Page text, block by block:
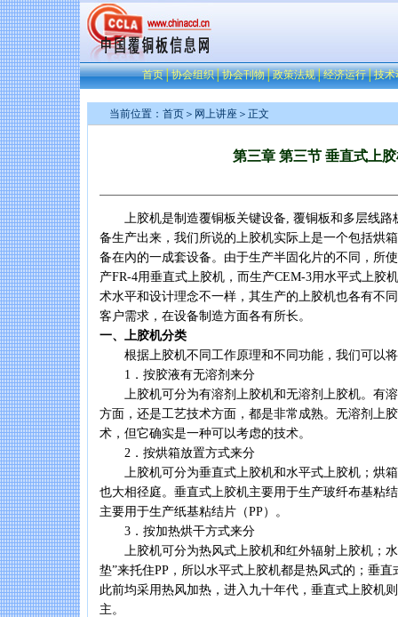
首页│协会组织│协会刊物│政策法规│经济运行│技术
当前位置： 首页 ＞ 网上讲座 ＞正文
第三章 第三节 垂直式上
上胶机是制造覆铜板关键设备, 覆铜板和多层线路
备生产出来，我们所说的上胶机实际上是一个包括烘
备在內的一成套设备。由于生产半固化片的不同，所
产FR-4用垂直式上胶机，而生产CEM-3用水平式上胶
术水平和设计理念不一样，其生产的上胶机也各有不
客户需求，在设备制造方面各有所长。
一、上胶机分类
根据上胶机不同工作原理和不同功能，我们可以将
1．按胶液有无溶剂来分
上胶机可分为有溶剂上胶机和无溶剂上胶机。有溶
方面，还是工艺技术方面，都是非常成熟。无溶剂上
术，但它确实是一种可以考虑的技术。
2．按烘箱放置方式来分
上胶机可分为垂直式上胶机和水平式上胶机；烘箱
也大相径庭。垂直式上胶机主要用于生产玻纤布基粘
主要用于生产纸基粘结片（PP）。
3．按加热烘干方式来分
上胶机可分为热风式上胶机和红外辐射上胶机；水
垫”来托住PP，所以水平式上胶机都是热风式的；垂
此前均采用热风加热，进入九十年代，垂直式上胶机
主。